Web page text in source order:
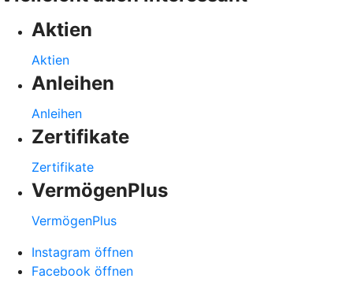
Aktien
Aktien
Anleihen
Anleihen
Zertifikate
Zertifikate
VermögenPlus
VermögenPlus
Instagram öffnen
Facebook öffnen